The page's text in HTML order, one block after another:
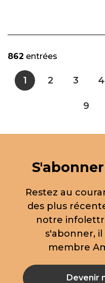
862 entrées
1 2 3 4
9
Restez au
des plus
notre
s'abonner,
membre
Devenir